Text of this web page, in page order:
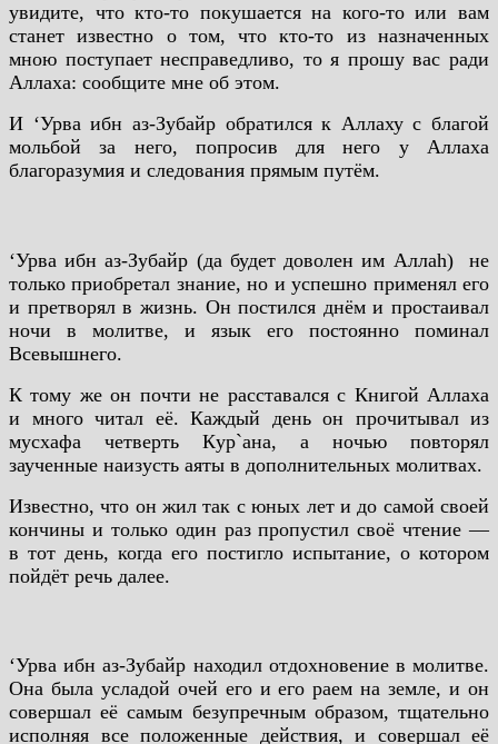
увидите, что кто-то покушается на кого-то или вам
станет известно о том, что кто-то из назначенных
мною поступает несправедливо, то я прошу вас ради
Аллаха: сообщите мне об этом.
И ‘Урва ибн аз-Зубайр обратился к Аллаху с благой
мольбой за него, попросив для него у Аллаха
благоразумия и следования прямым путём.
‘Урва ибн аз-Зубайр (да будет доволен им Аллаh) не
только приобретал знание, но и успешно применял его
и претворял в жизнь. Он постился днём и простаивал
ночи в молитве, и язык его постоянно поминал
Всевышнего.
К тому же он почти не расставался с Книгой Аллаха
и много читал её. Каждый день он прочитывал из
мусхафа четверть Кyр`ана, а ночью повторял
заученные наизусть аяты в дополнительных молитвах.
Известно, что он жил так с юных лет и до самой своей
кончины и только один раз пропустил своё чтение —
в тот день, когда его постигло испытание, о котором
пойдёт речь далее.
‘Урва ибн аз-Зубайр находил отдохновение в молитве.
Она была усладой очей его и его раем на земле, и он
совершал её самым безупречным образом, тщательно
исполняя все положенные действия, и совершал её